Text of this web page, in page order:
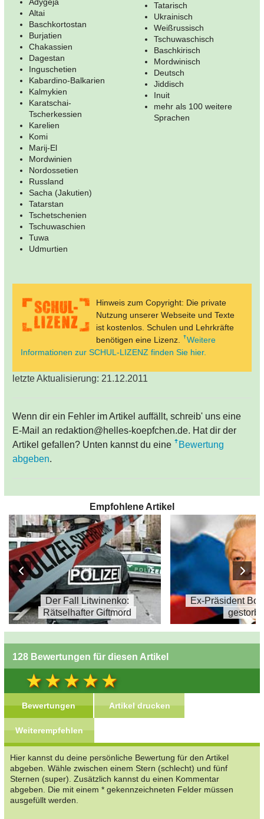
Tatarisch
Ukrainisch
Weißrussisch
Tschuwaschisch
Baschkirisch
Mordwinisch
Deutsch
Jiddisch
Inuit
mehr als 100 weitere
Sprachen
Adygeja
Altai
Baschkortostan
Burjatien
Chakassien
Dagestan
Inguschetien
Kabardino-Balkarien
Kalmykien
Karatschai-
Tscherkessien
Karelien
Komi
Marij-El
Mordwinien
Nordossetien
Russland
Sacha (Jakutien)
Tatarstan
Tschetschenien
Tschuwaschien
Tuwa
Udmurtien
Hinweis zum Copyright: Die private
Nutzung unserer Webseite und Texte
ist kostenlos. Schulen und Lehrkräfte
benötigen eine Lizenz.
Weitere
Informationen zur SCHUL-LIZENZ finden Sie hier.
letzte Aktualisierung: 21.12.2011
Wenn dir ein Fehler im Artikel auffällt, schreib' uns eine
E-Mail an redaktion@helles-koepfchen.de. Hat dir der
Artikel gefallen? Unten kannst du eine
Bewertung
abgeben.
Empfohlene Artikel
Der Fall Litwinenko:
Rätselhafter Giftmord
Ex-Präsident
128 Bewertungen für diesen Artikel
Bewertungen Artikel drucken
Weiterempfehlen
Hier kannst du deine persönliche Bewertung für den Artikel
abgeben. Wähle zwischen einem Stern (schlecht) und fünf
Sternen (super). Zusätzlich kannst du einen Kommentar
abgeben. Die mit einem * gekennzeichneten Felder müssen
ausgefüllt werden.